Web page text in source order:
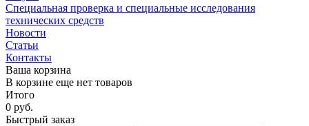
Специальная проверка и специальные исследования
технических средств
Новости
Статьи
Контакты
Ваша корзина
В корзине еще нет товаров
Итого
0 руб.
Быстрый заказ